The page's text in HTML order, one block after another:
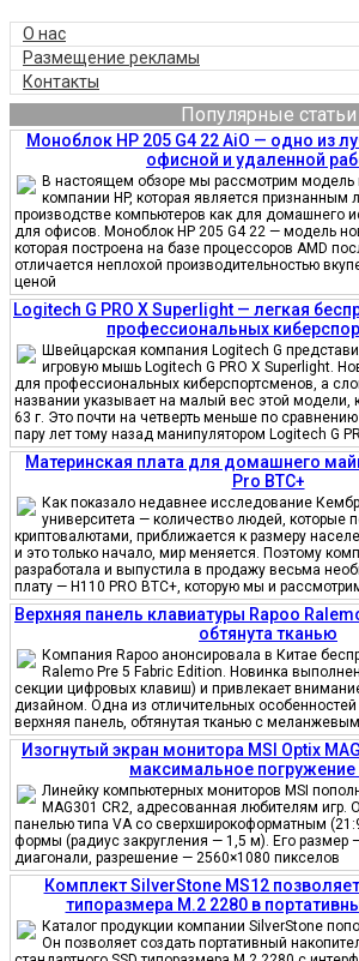
О нас
Размещение рекламы
Контакты
Популярные статьи
Моноблок HP 205 G4 22 AiO — одно из
офисной и удаленной
В настоящем обзоре мы рассмотрим модель
компании HP, которая является признанным
производстве компьютеров как для домашнего
для офисов. Моноблок HP 205 G4 22 — модель
которая построена на базе процессоров AMD
отличается неплохой производительностью
ценой
Logitech G PRO X Superlight — легкая
профессиональных
Швейцарская компания Logitech G
игровую мышь Logitech G PRO X Superlight.
для профессиональных киберспортсменов, а
названии указывает на малый вес этой модели,
63 г. Это почти на четверть меньше по
пару лет тому назад манипулятором Logitech G
Материнская плата для домашнего
Pro BTC+
Как показало недавнее исследование
университета — количество людей, которые
криптовалютами, приближается к размеру
и это только начало, мир меняется. Поэтому
разработала и выпустила в продажу весьма
плату — H110 PRO BTC+, которую мы и
Верхняя панель клавиатуры Rapoo
обтянута тканью
Компания Rapoo анонсировала в Китае
Ralemo Pre 5 Fabric Edition. Новинка
секции цифровых клавиш) и привлекает
дизайном. Одна из отличительных
верхняя панель, обтянутая тканью с
Изогнутый экран монитора MSI Optix
максимальное погружение
Линейку компьютерных мониторов MSI
MAG301 CR2, адресованная любителям
панелью типа VA со сверхширокоформатным
формы (радиус закругления — 1,5 м). Его размер
диагонали, разрешение — 2560×1080 пикселов
Комплект SilverStone MS12
типоразмера M.2 2280 в
Каталог продукции компании SilverStone
Он позволяет создать портативный